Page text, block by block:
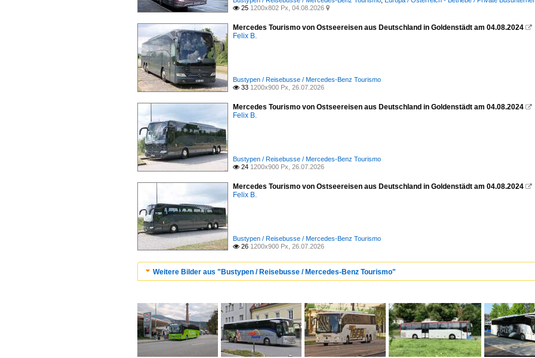
 25 1200x802 Px, 04.08.2026 
Mercedes Tourismo von Ostseereisen aus Deutschland in Goldenstädt am 04.08.2024 
Felix B.
Bustypen / Reisebusse / Mercedes-Benz Tourismo
 33 1200x900 Px, 26.07.2026
Mercedes Tourismo von Ostseereisen aus Deutschland in Goldenstädt am 04.08.2024 
Felix B.
Bustypen / Reisebusse / Mercedes-Benz Tourismo
 24 1200x900 Px, 26.07.2026
Mercedes Tourismo von Ostseereisen aus Deutschland in Goldenstädt am 04.08.2024 
Felix B.
Bustypen / Reisebusse / Mercedes-Benz Tourismo
 26 1200x900 Px, 26.07.2026
Weitere Bilder aus "Bustypen / Reisebusse / Mercedes-Benz Tourismo"